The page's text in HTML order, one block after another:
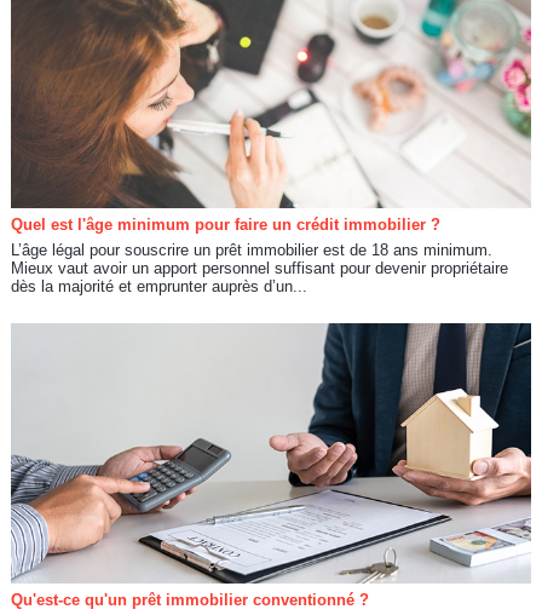
Quel est l'âge minimum pour faire un crédit immobilier ?
L’âge légal pour souscrire un prêt immobilier est de 18 ans minimum.
Mieux vaut avoir un apport personnel suffisant pour devenir propriétaire
dès la majorité et emprunter auprès d’un...
Qu'est-ce qu'un prêt immobilier conventionné ?